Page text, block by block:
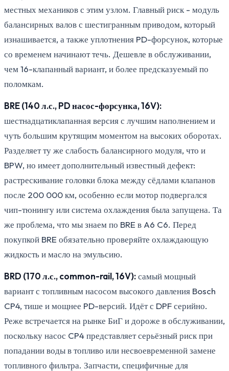
местных механиков с этим узлом. Главный риск - модуль
балансирных валов с шестигранным приводом, который
изнашивается, а также уплотнения PD-форсунок, которые
со временем начинают течь. Дешевле в обслуживании,
чем 16-клапанный вариант, и более предсказуемый по
поломкам.
BRE (140 л.с., PD насос-форсунка, 16V):
шестнадцатиклапанная версия с лучшим наполнением и
чуть большим крутящим моментом на высоких оборотах.
Разделяет ту же слабость балансирного модуля, что и
BPW, но имеет дополнительный известный дефект:
растрескивание головки блока между сёдлами клапанов
после 200 000 км, особенно если мотор подвергался
чип-тюнингу или система охлаждения была запущена. Та
же проблема, что мы знаем по BRE в A6 C6. Перед
покупкой BRE обязательно проверяйте охлаждающую
жидкость и масло на эмульсию.
BRD (170 л.с., common-rail, 16V):самый мощный
вариант с топливным насосом высокого давления Bosch
CP4, тише и мощнее PD-версий. Идёт с DPF серийно.
Реже встречается на рынке БиГ и дороже в обслуживании,
поскольку насос CP4 представляет серьёзный риск при
попадании воды в топливо или несвоевременной замене
топливного фильтра. Запчасти, специфичные для